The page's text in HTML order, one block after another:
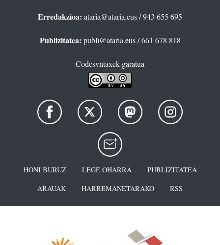
Erredakzioa: ataria@ataria.eus/ 943 655 695
Publizitatea: publi@ataria.eus/ 661 678 818
Codesyntaxek garatua
HONI BURUZ LEGE OHARRA
PUBLIZITATEA
ARAUAK
HARREMANETARAKO RSS